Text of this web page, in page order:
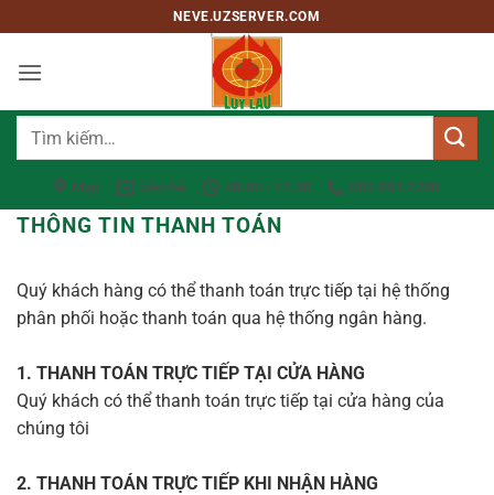
qua
nội
NEVE.UZSERVER.COM
Tìm
Map Liên hệ 08:00 - 17:30 082.981.2288
THÔNG TIN THANH TOÁN
Quý khách hàng có thể thanh toán trực tiếp tại hệ thống
phân phối hoặc thanh toán qua hệ thống ngân hàng.
1. THANH TOÁN TRỰC TIẾP TẠI CỬA HÀNG
Quý khách có thể thanh toán trực tiếp tại cửa hàng của
chúng tôi
2. THANH TOÁN TRỰC TIẾP KHI NHẬN HÀNG